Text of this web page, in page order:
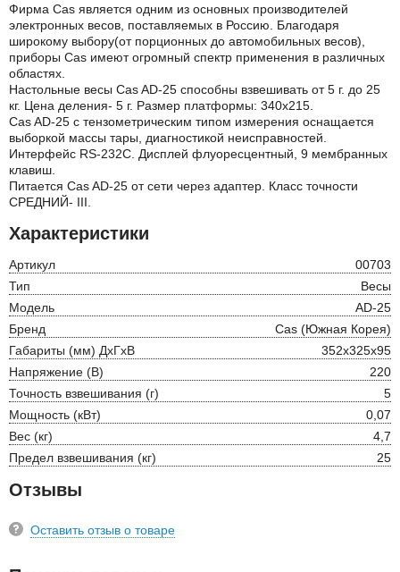
Фирма Cas является одним из основных производителей
электронных весов, поставляемых в Россию. Благодаря
широкому выбору(от порционных до автомобильных весов),
приборы Cas имеют огромный спектр применения в различных
областях.
Настольные весы Cas AD-25 способны взвешивать от 5 г. до 25
кг. Цена деления- 5 г. Размер платформы: 340х215.
Cas AD-25 с тензометрическим типом измерения оснащается
выборкой массы тары, диагностикой неисправностей.
Интерфейс RS-232С. Дисплей флуоресцентный, 9 мембранных
клавиш.
Питается Cas AD-25 от сети через адаптер. Класс точности
СРЕДНИЙ- III.
Характеристики
Артикул
00703
Тип
Весы
Модель
AD-25
Бренд
Cas (Южная Корея)
Габариты (мм) ДхГхВ
352x325x95
Напряжение (В)
220
Точность взвешивания (г)
5
Мощность (кВт)
0,07
Вес (кг)
4,7
Предел взвешивания (кг)
25
Отзывы
Оставить отзыв о товаре